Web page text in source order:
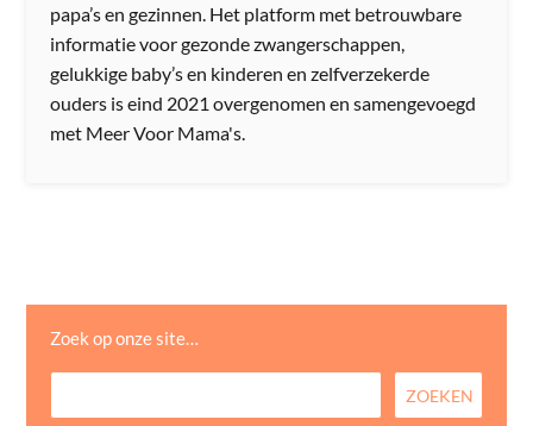
papa’s en gezinnen. Het platform met betrouwbare
informatie voor gezonde zwangerschappen,
gelukkige baby’s en kinderen en zelfverzekerde
ouders is eind 2021 overgenomen en samengevoegd
met Meer Voor Mama's.
Zoek op onze site…